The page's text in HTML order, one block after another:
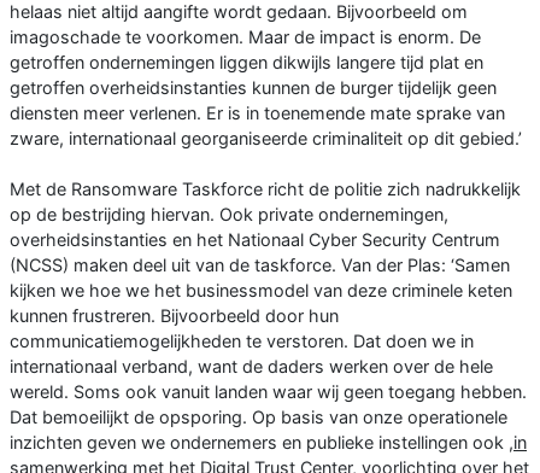
helaas niet altijd aangifte wordt gedaan. Bijvoorbeeld om
imagoschade te voorkomen. Maar de impact is enorm. De
getroffen ondernemingen liggen dikwijls langere tijd plat en
getroffen overheidsinstanties kunnen de burger tijdelijk geen
diensten meer verlenen. Er is in toenemende mate sprake van
zware, internationaal georganiseerde criminaliteit op dit gebied.’
Met de Ransomware Taskforce richt de politie zich nadrukkelijk
op de bestrijding hiervan. Ook private ondernemingen,
overheidsinstanties en het Nationaal Cyber Security Centrum
(NCSS) maken deel uit van de taskforce. Van der Plas: ‘Samen
kijken we hoe we het businessmodel van deze criminele keten
kunnen frustreren. Bijvoorbeeld door hun
communicatiemogelijkheden te verstoren. Dat doen we in
internationaal verband, want de daders werken over de hele
wereld. Soms ook vanuit landen waar wij geen toegang hebben.
Dat bemoeilijkt de opsporing. Op basis van onze operationele
inzichten geven we ondernemers en publieke instellingen ook ,in
samenwerking met het Digital Trust Center, voorlichting over het